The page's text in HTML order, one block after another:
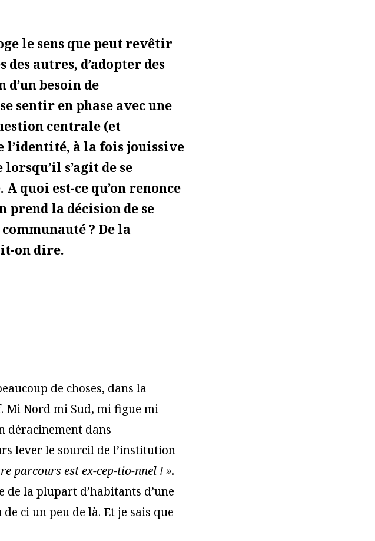
le sens que peut revêtir
autres, d’adopter des
besoin de
sentir en phase avec une
centrale (et
l’identité, à la fois jouissive
s’agit de se
quoi est-ce qu’on renonce
prend la décision de se
? De la
on dire.
de choses, dans la
Mi Nord mi Sud, mi figue mi
déracinement dans
lever le sourcil de l’institution
parcours est ex-cep-tio-nnel ! ».
de la plupart d’habitants d’une
ci un peu de là. Et je sais que